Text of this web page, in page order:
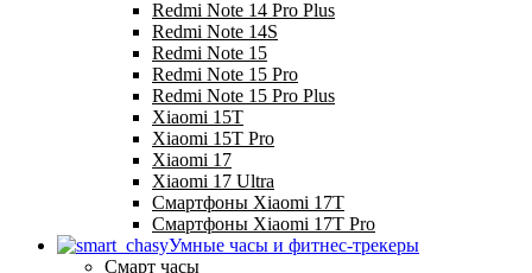
Redmi Note 14 Pro Plus
Redmi Note 14S
Redmi Note 15
Redmi Note 15 Pro
Redmi Note 15 Pro Plus
Xiaomi 15T
Xiaomi 15T Pro
Xiaomi 17
Xiaomi 17 Ultra
Смартфоны Xiaomi 17Т
Смартфоны Xiaomi 17Т Pro
Умные часы и фитнес-трекеры
Смарт часы